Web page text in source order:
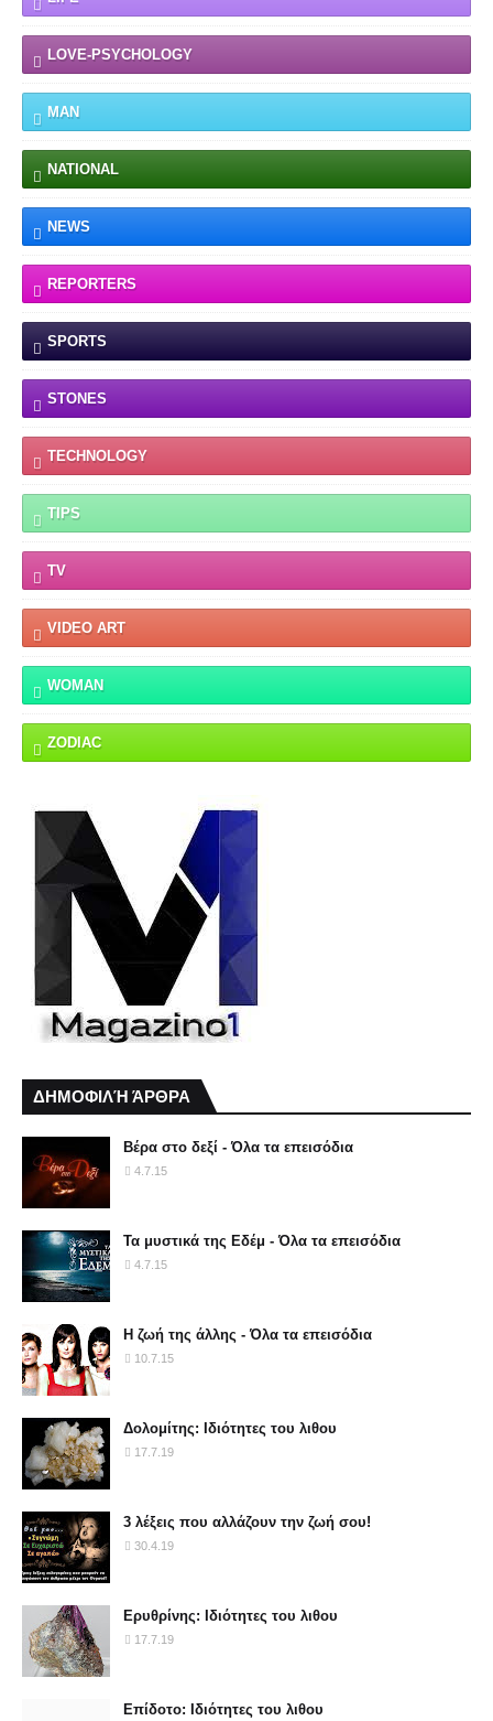
LOVE-PSYCHOLOGY
MAN
NATIONAL
NEWS
REPORTERS
SPORTS
STONES
TECHNOLOGY
TIPS
TV
VIDEO ART
WOMAN
ZODIAC
ΔΗΜΟΦΙΛΉ ΆΡΘΡΑ
Βέρα στο δεξί - Όλα τα επεισόδια
4.7.15
Τα μυστικά της Εδέμ - Όλα τα επεισόδια
4.7.15
Η ζωή της άλλης - Όλα τα επεισόδια
10.7.15
Δολομίτης: Ιδιότητες του λιθου
17.7.19
3 λέξεις που αλλάζουν την ζωή σου!
30.4.19
Ερυθρίνης: Ιδιότητες του λιθου
17.7.19
Επίδοτο: Ιδιότητες του λιθου